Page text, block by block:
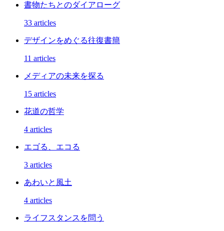
書物たちとのダイアローグ
33 articles
デザインをめぐる往復書簡
11 articles
メディアの未来を探る
15 articles
花道の哲学
4 articles
エゴる、エコる
3 articles
あわいと風土
4 articles
ライフスタンスを問う